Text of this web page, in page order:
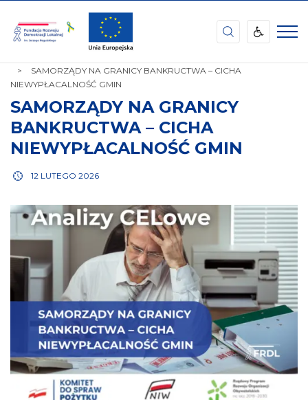
Fundacja
Rozwoju
Lokalnej
im.
Jerzego
Regulskiego
GŁÓWNA
SAMORZĄDY NA GRANICY BANKRUCTWA – CICHA
NIEWYPŁACALNOŚĆ GMIN
SAMORZĄDY NA GRANICY
BANKRUCTWA – CICHA
NIEWYPŁACALNOŚĆ GMIN
12 LUTEGO 2026